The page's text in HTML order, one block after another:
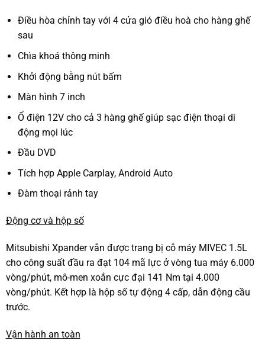
Điều hòa chỉnh tay với 4 cửa gió điều hoà cho hàng ghế
sau
Chìa khoá thông minh
Khởi động bằng nút bấm
Màn hình 7 inch
Ổ điện 12V cho cả 3 hàng ghế giúp sạc điện thoại di
động mọi lúc
Đầu DVD
Tích hợp Apple Carplay, Android Auto
Đàm thoại rảnh tay
Động cơ và hộp số
Mitsubishi Xpander vẫn được trang bị cỗ máy MIVEC 1.5L
cho công suất đầu ra đạt 104 mã lực ở vòng tua máy 6.000
vòng/phút, mô-men xoắn cực đại 141 Nm tại 4.000
vòng/phút. Kết hợp là hộp số tự động 4 cấp, dẫn động cầu
trước.
Vận hành an toàn